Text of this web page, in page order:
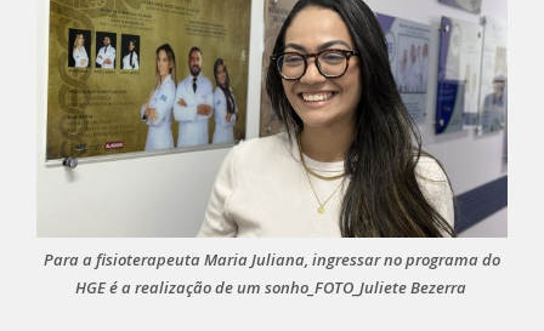
Para a fisioterapeuta Maria Juliana, ingressar no programa do
HGE é a realização de um sonho_FOTO_Juliete Bezerra